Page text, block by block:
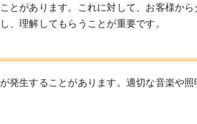
とがあります。これに対して、お客様から
、理解してもらうことが重要です。
発生することがあります。適切な音楽や照